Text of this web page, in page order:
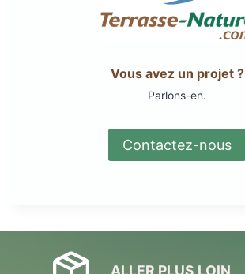
Vous avez un projet ?
Parlons-en.
Contactez-nous